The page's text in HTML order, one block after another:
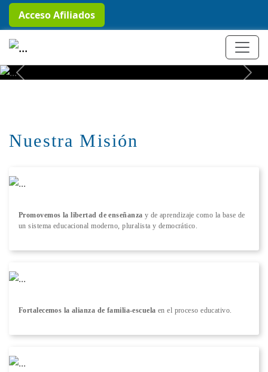
Acceso Afiliados
+ Conocer más
Previous Next
Nuestra Misión
Promovemos la libertad de enseñanza y de aprendizaje como la base de
un sistema educacional moderno, pluralista y democrático.
Fortalecemos la alianza de familia-escuela en el proceso educativo.